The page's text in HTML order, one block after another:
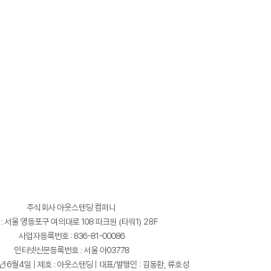
주식회사 아웃스탠딩 컴퍼니
서울 영등포구 여의대로 108 파크원 (타워1) 28F
사업자등록번호 : 836-81-00086
인터넷신문등록번호 : 서울 아03778
6월4일 | 제호 : 아웃스탠딩 | 대표/발행인 : 김동환, 류호성